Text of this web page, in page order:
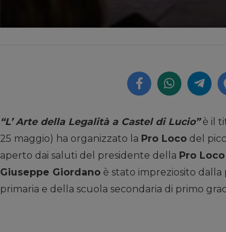
“L’ Arte della Legalità a Castel di Lucio”è il
25 maggio) ha organizzato la Pro Loco del
aperto dai saluti del presidente della Pro
Giuseppe Giordano è stato impreziosito
primaria e della scuola secondaria di primo